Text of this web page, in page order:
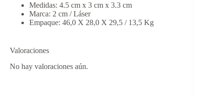
Medidas: 4.5 cm x 3 cm x 3.3 cm
Marca: 2 cm / Láser
Empaque: 46,0 X 28,0 X 29,5 / 13,5 Kg
Valoraciones
No hay valoraciones aún.